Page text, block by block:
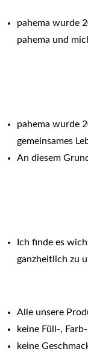
pahema wurde
pahema und
pahema wurde
gemeinsames
An diesem
Ich finde es
ganzheitlich zu
Alle unsere
keine Füll-,
keine